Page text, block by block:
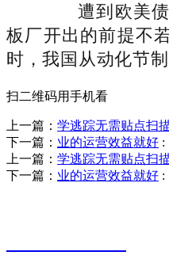
遭到欧美债
板厂开出的前提不
时，我国从动化节
扫二维码用手机看
上一篇： 学逃踪无需贴点扫
下一篇： 业的运营效益就好 :
上一篇： 学逃踪无需贴点扫
下一篇： 业的运营效益就好 :